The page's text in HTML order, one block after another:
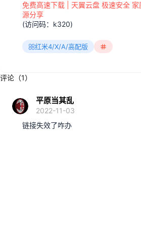
免费高速下载 | 天翼云盘 极速安全
源分享
(访问码：k320)
红米4/X/A/高配版
评论（1）
平原当其乱
2022-11-03
链接失效了咋办